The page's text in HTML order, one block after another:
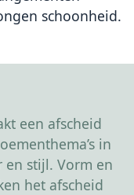
schoonheid.
een afscheid
in
en stijl. Vorm en
het afscheid